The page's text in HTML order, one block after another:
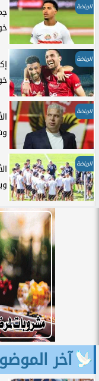
الرياضة
الرياضة
الرياضة
الرياضة
آخر